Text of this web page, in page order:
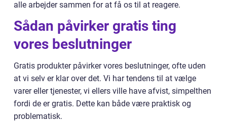
alle arbejder sammen for at få os til at reagere.
Sådan påvirker gratis ting
vores beslutninger
Gratis produkter påvirker vores beslutninger, ofte uden
at vi selv er klar over det. Vi har tendens til at vælge
varer eller tjenester, vi ellers ville have afvist, simpelthen
fordi de er gratis. Dette kan både være praktisk og
problematisk.